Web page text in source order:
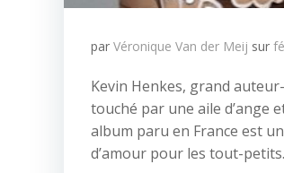
par Véronique Van der Meij sur
Kevin Henkes, grand
touché par une aile d’ange
album paru en France est
d’amour pour les tout-petits.